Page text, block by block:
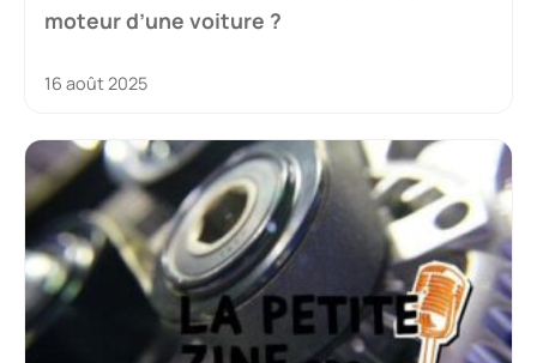
moteur d’une voiture ?
16 août 2025